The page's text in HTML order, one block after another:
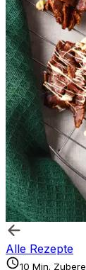
Alle Rezepte
10 Min.